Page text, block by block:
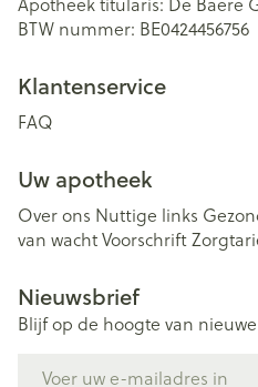
BTW nummer: BE0424456756
Klantenservice
FAQ
Uw apotheek
Over ons Nuttige links
van wachtVoorschrift
Nieuwsbrief
Blijf op de hoogte van